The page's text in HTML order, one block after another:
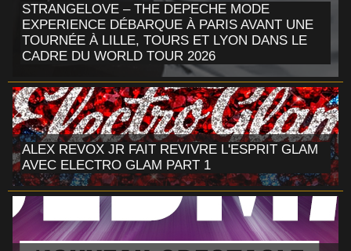
STRANGELOVE – THE DEPECHE MODE
EXPERIENCE DÉBARQUE À PARIS AVANT UNE
TOURNÉE À LILLE, TOURS ET LYON DANS LE
CADRE DU WORLD TOUR 2026
ALEX REVOX JR FAIT REVIVRE L'ESPRIT GLAM
AVEC ELECTRO GLAM PART 1